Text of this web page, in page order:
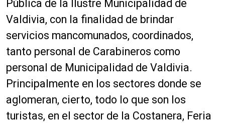
Pública de la Ilustre Municipalidad de
Valdivia, con la finalidad de brindar
servicios mancomunados, coordinados,
tanto personal de Carabineros como
personal de Municipalidad de Valdivia.
Principalmente en los sectores donde se
aglomeran, cierto, todo lo que son los
turistas, en el sector de la Costanera, Feria